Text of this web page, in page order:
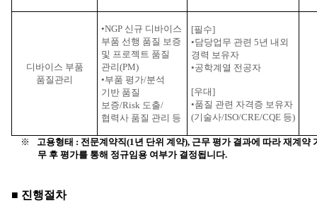
디바이스 부품
품질관리
•NGP 신규 디바이스
부품 선행 품질 보증
및 프로젝트 품질
관리(PM)
•부품 평가/분석
기반 품질
보증/Risk 도출/
협력사 품질 관리 등
[필수]
•담당업무 관련5년 내외
경력 보유자
•공학계열 전공자
[우대]
•품질 관련 자격증 보유자
(기술사/ISO/CRE/CQE 등)
※ 고용형태 : 전문계약직(1년 단위 계약), 근무 평가 결과에 따라 재계약
무 후 평가를 통해 정규임용 여부가 결정됩니다.
■ 진행절차